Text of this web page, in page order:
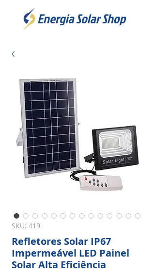
SKU: 419
Refletores Solar IP67
Impermeável LED Painel
Solar Alta Eficiência